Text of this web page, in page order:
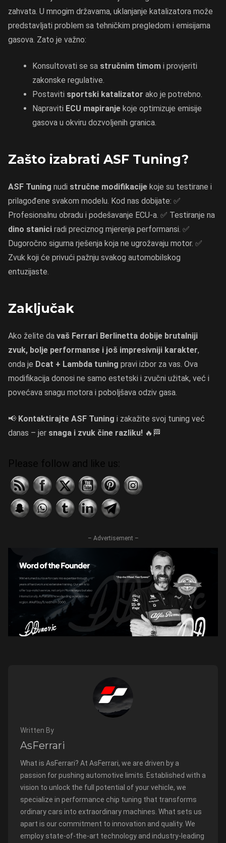
zahvata. U mnogim državama, uklanjanje katalizatora može
predstavljati problem sa tehničkim pregledom i emisijama
gasova. Zato je važno:
Konsultovati se sa stručnim timom i provjeriti
zakonske regulative.
Postaviti sportski katalizator ako je potrebno.
Napraviti ECU mapiranje koje optimizuje emisije
gasova u okviru dozvoljenih granica.
Zašto izabrati ASF Tuning?
ASF Tuning nudi stručne modifikacije koje su testirane i
prilagođene svakom modelu. Kod nas dobijate: ✅
Profesionalnu obradu i podešavanje ECU-a. ✅ Testiranje na
dino stanici radi preciznog mjerenja performansi. ✅
Dugoročno sigurna rješenja koja ne ugrožavaju motor. ✅
Zvuk koji će privući pažnju svakog automobilskog
entuzijaste.
Zaključak
Ako želite da vaš Ferrari Berlinetta dobije brutalniji
zvuk, bolje performanse i još impresivniji karakter,
onda je Dcat + Lambda tuning pravi izbor za vas. Ova
modifikacija donosi ne samo estetski i zvučni užitak, već i
povećava snagu motora i poboljšava odziv gasa.
📢 Kontaktirajte ASF Tuning i zakažite svoj tuning već
danas – jer snaga i zvuk čine razliku! 🔥🏁
Please follow and like us:
– Advertisement –
Written By
AsFerrari
What is AsFerrari? At AsFerrari, we are driven by a
passion for pushing automotive limits. Established with a
vision to unlock the full potential of your vehicle, we
specialize in performance chip tuning that transforms
ordinary cars into extraordinary machines. What sets us
apart is our commitment to innovation and quality. We
employ state-of-the-art technology and industry-leading